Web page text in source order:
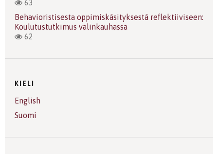
63
Behavioristisesta oppimiskäsityksestä reflektiiviseen:
Koulutustutkimus valinkauhassa
62
KIELI
English
Suomi